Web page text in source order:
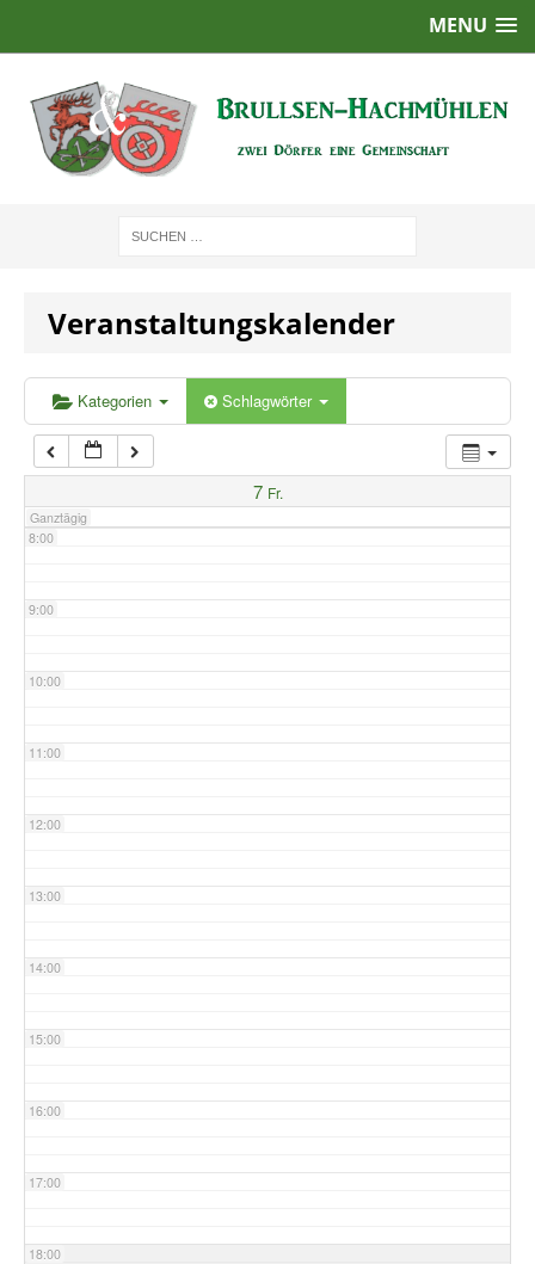
MENU
Veranstaltungskalender
Kategorien Schlagwörter
7 Fr.
Ganztägig
2:00
5:00
6:00
7:00
8:00
9:00
10:00
11:00
12:00
13:00
14:00
15:00
16:00
17:00
18:00